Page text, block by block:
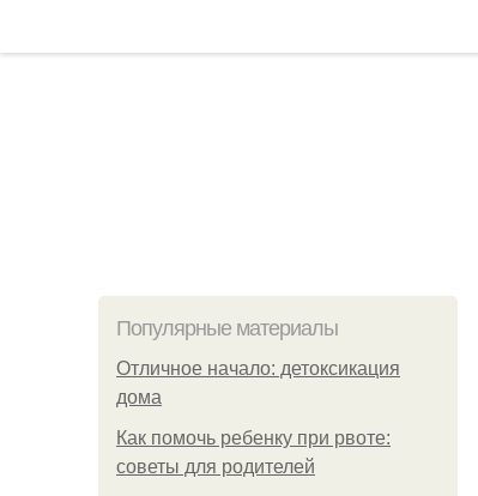
Популярные материалы
Отличное начало: детоксикация
дома
Как помочь ребенку при рвоте:
советы для родителей